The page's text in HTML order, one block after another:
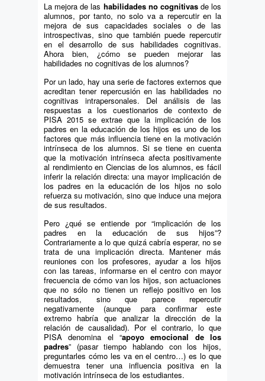
La mejora de las habilidades no cognitivasde los
alumnos, por tanto, no solo va a repercutir en la
mejora de sus capacidades sociales o de las
introspectivas, sino que también puede repercutir
en el desarrollo de sus habilidades cognitivas.
Ahora bien, ¿cómo se pueden mejorar las
habilidades no cognitivas de los alumnos?
Por un lado, hay una serie de factores externos que
acreditan tener repercusión en las habilidades no
cognitivas intrapersonales. Del análisis de las
respuestas a los cuestionarios de contexto de
PISA 2015 se extrae que la implicación de los
padres en la educación de los hijos es uno de los
factores que más influencia tiene en la motivación
intrínseca de los alumnos. Si se tiene en cuenta
que la motivación intrínseca afecta positivamente
al rendimiento en Ciencias de los alumnos, es fácil
inferir la relación directa: una mayor implicación de
los padres en la educación de los hijos no solo
refuerza su motivación, sino que induce una mejora
de sus resultados.
Pero ¿qué se entiende por “implicación de los
padres en la educación de sus hijos”?
Contrariamente a lo que quizá cabría esperar, no se
trata de una implicación directa. Mantener más
reuniones con los profesores, ayudar a los hijos
con las tareas, informarse en el centro con mayor
frecuencia de cómo van los hijos, son actuaciones
que no sólo no tienen un reflejo positivo en los
resultados, sino que parece repercutir
negativamente (aunque para confirmar este
extremo habría que analizar la dirección de la
relación de causalidad). Por el contrario, lo que
PISA denomina el “apoyo emocional de los
padres” (pasar tiempo hablando con los hijos,
preguntarles cómo les va en el centro…) es lo que
demuestra tener una influencia positiva en la
motivación intrínseca de los estudiantes.